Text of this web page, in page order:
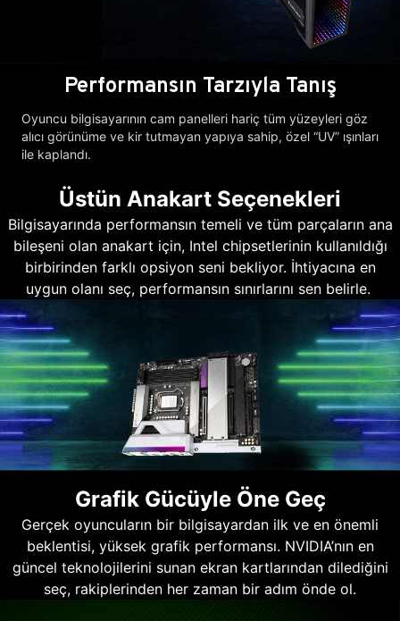
Performansın Tarzıyla Tanış
Oyuncu bilgisayarının cam panelleri hariç tüm yüzeyleri göz
alıcı görünüme ve kir tutmayan yapıya sahip, özel “UV” ışınları
ile kaplandı.
Üstün Anakart Seçenekleri
Bilgisayarında performansın temeli ve tüm parçaların ana
bileşeni olan anakart için, Intel chipsetlerinin kullanıldığı
birbirinden farklı opsiyon seni bekliyor. İhtiyacına en
uygun olanı seç, performansın sınırlarını sen belirle.
Grafik Gücüyle Öne Geç
Gerçek oyuncuların bir bilgisayardan ilk ve en önemli
beklentisi, yüksek grafik performansı. NVIDIA’nın en
güncel teknolojilerini sunan ekran kartlarından dilediğini
seç, rakiplerinden her zaman bir adım önde ol.